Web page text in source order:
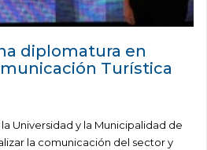
diplomatura en
Turística
Universidad y la Municipalidad de
la comunicación del sector y